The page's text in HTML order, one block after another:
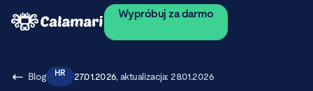
Wypróbuj za darmo
Blog HR 27.01.2026, aktualizacja: 28.01.2026